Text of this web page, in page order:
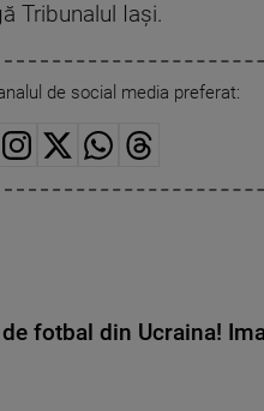
Tribunalul Iași.
de social media preferat:
fotbal din Ucraina!